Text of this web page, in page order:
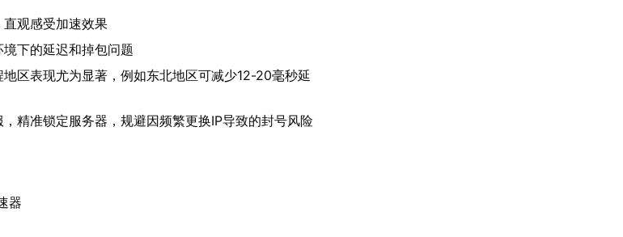
观感受加速效果
下的延迟和掉包问题
地区表现尤为显著，例如东北地区可减少12-20毫秒延
，精准锁定服务器，规避因频繁更换IP导致的封号风险
器